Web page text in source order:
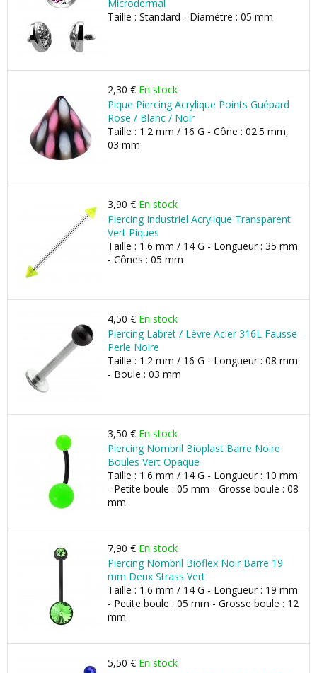
Microdermal
Taille : Standard - Diamètre : 05 mm
2,30 € En stock
Pique Piercing Acrylique Points Guépard
Rose / Blanc / Noir
Taille : 1.2 mm / 16 G - Cône : 02.5 mm,
03 mm
3,90 € En stock
Piercing Industriel Acrylique Transparent
Vert Piques
Taille : 1.6 mm / 14 G - Longueur : 35 mm
- Cônes : 05 mm
4,50 € En stock
Piercing Labret / Lèvre Acier 316L Fausse
Perle Noire
Taille : 1.2 mm / 16 G - Longueur : 08 mm
- Boule : 03 mm
3,50 € En stock
Piercing Nombril Bioplast Barre Noire
Boules Vert Opaque
Taille : 1.6 mm / 14 G - Longueur : 10 mm
- Petite boule : 05 mm - Grosse boule : 08
mm
7,90 € En stock
Piercing Nombril Bioflex Noir Barre 19
mm Deux Strass Vert
Taille : 1.6 mm / 14 G - Longueur : 19 mm
- Petite boule : 05 mm - Grosse boule : 12
mm
5,50 € En stock